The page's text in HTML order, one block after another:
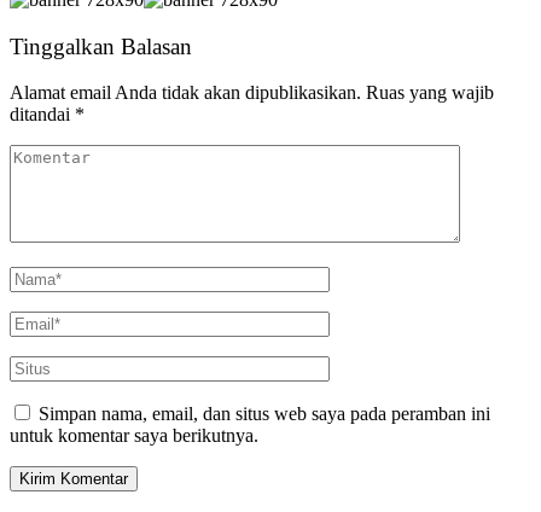
Tinggalkan Balasan
Alamat email Anda tidak akan dipublikasikan. Ruas yang wajib
ditandai *
Simpan nama, email, dan situs web saya pada peramban ini
untuk komentar saya berikutnya.